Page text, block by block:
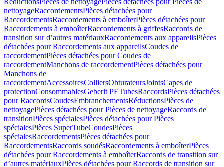
RéductionsPièces de nettoyagePièces détachées pour Pièces de
nettoyageRaccordementsPièces détachées pour
RaccordementsRaccordements à emboîterPièces détachées pour
Raccordements à emboîterRaccordements à griffesRaccords de
transition sur d’autres matériauxRaccordements aux appareilsPièces
détachées pour Raccordements aux appareilsCoudes de
raccordementPièces détachées pour Coudes de
raccordementManchons de raccordementPièces détachées pour
Manchons de
raccordementAccessoiresColliersObturateursJointsCapes de
protectionConsommablesGeberit PETubesRaccordsPièces détachées
pour RaccordsCoudesEmbranchementsRéductionsPièces de
nettoyagePièces détachées pour Pièces de nettoyageRaccords de
transitionPièces spécialesPièces détachées pour Pièces
spécialesPièces SuperTubeCoudesPièces
spécialesRaccordementsPièces détachées pour
RaccordementsRaccords soudésRaccordements à emboîterPièces
détachées pour Raccordements à emboîterRaccords de transition sur
d’autres matériauxPièces détachées pour Raccords de transition sur